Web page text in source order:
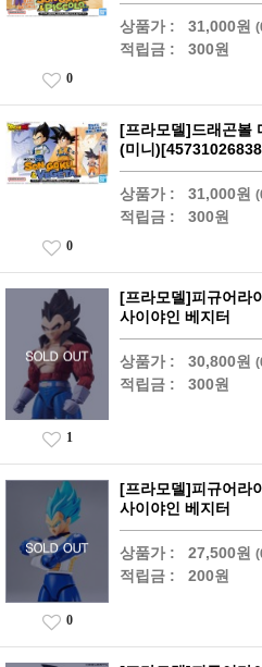
상품가 : 31,000원
적립금 : 300원
0
[프라모델]드래곤볼
(미니
상품가 : 31,000원
적립금 : 300원
0
[프라모델]피규어라
사이야인 베지터
상품가 : 30,800원
적립금 : 300원
1
[프라모델]피규어라
사이야인 베지터
상품가 : 27,500원
적립금 : 200원
0